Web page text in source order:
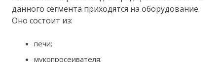
данного сегмента приходятся на оборудование.
Оно состоит из:
печи;
мукопросеивателя;